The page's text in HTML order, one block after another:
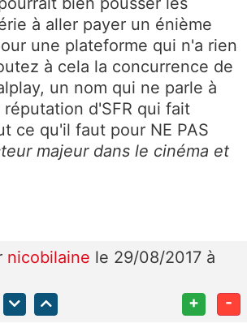
à aller payer un énième
une plateforme qui n'a rien
à cela la concurrence de
un nom qui ne parle à
d'SFR qui fait
ce qu'il faut pour NE PAS
majeur dans le cinéma et
nicobilaine le 29/08/2017 à
+ -